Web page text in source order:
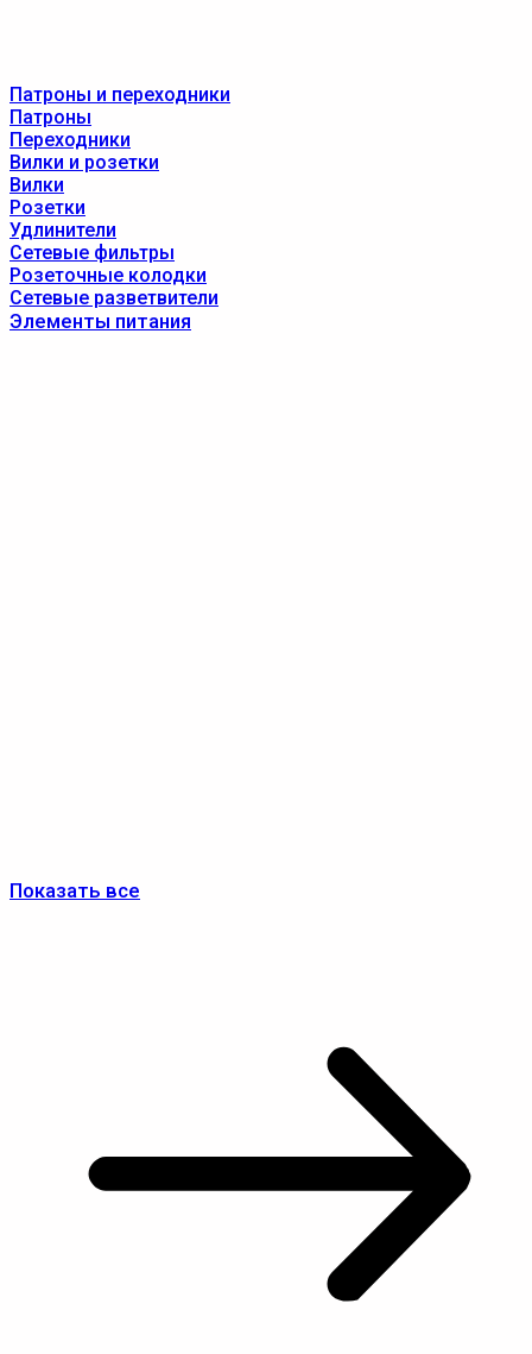
Патроны и переходники
Патроны
Переходники
Вилки и розетки
Вилки
Розетки
Удлинители
Сетевые фильтры
Розеточные колодки
Сетевые разветвители
Элементы питания
Показать все